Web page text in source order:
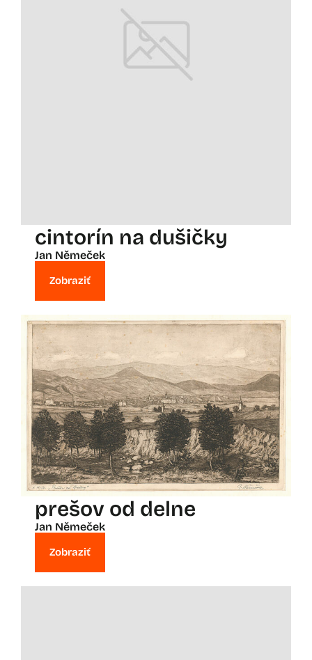
cintorín na dušičky
Jan Němeček
Zobraziť
prešov od delne
Jan Němeček
Zobraziť